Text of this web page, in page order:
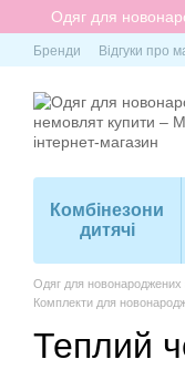
Перейти до основного
Одяг для
Бренди Відгуки про
Комбінезони
дитячі
Одяг для новонароджених
Комплекти для
Теплий